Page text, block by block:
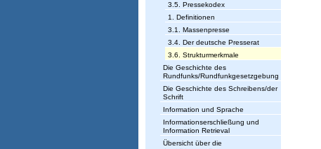
3.5. Pressekodex
1. Definitionen
3.1. Massenpresse
3.4. Der deutsche Presserat
3.6. Strukturmerkmale
Die Geschichte des
Rundfunks/Rundfunkgesetzgebung
Die Geschichte des Schreibens/der
Schrift
Information und Sprache
Informationserschließung und
Information Retrieval
Übersicht über die